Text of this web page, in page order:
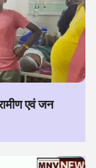
एवं जन